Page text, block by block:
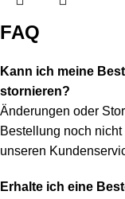
FAQ
Kann ich meine
stornieren?
Änderungen oder
Bestellung noch
unseren
Erhalte ich eine